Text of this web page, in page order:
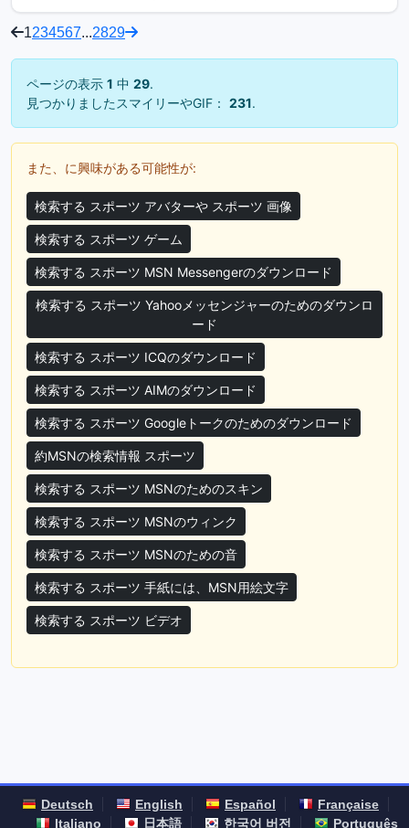
1234567...2829
ページの表示 1 中 29.
見つかりましたスマイリーやGIF： 231.
また、に興味がある可能性が:
検索する スポーツ アバターや スポーツ 画像
検索する スポーツ ゲーム
検索する スポーツ MSN Messengerのダウンロード
検索する スポーツ Yahooメッセンジャーのためのダウンロ
ード
検索する スポーツ ICQのダウンロード
検索する スポーツ AIMのダウンロード
検索する スポーツ Googleトークのためのダウンロード
約MSNの検索情報 スポーツ
検索する スポーツ MSNのためのスキン
検索する スポーツ MSNのウィンク
検索する スポーツ MSNのための音
検索する スポーツ 手紙には、MSN用絵文字
検索する スポーツ ビデオ
Deutsch English Español
Française
Italiano
日本語 한국어 버전 Português